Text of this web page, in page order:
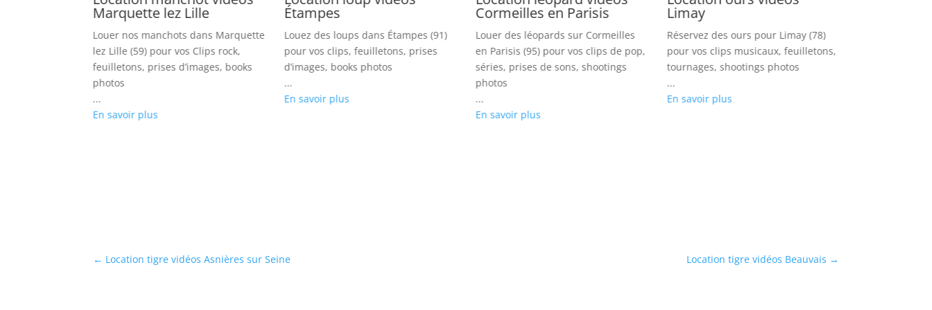
Marquette lez Lille
Louer nos manchots dans Marquette
lez Lille (59) pour vos Clips rock,
feuilletons, prises d’images, books
photos
...
En savoir plus
Étampes
Louez des loups dans Étampes (91)
pour vos clips, feuilletons, prises
d’images, books photos
...
En savoir plus
Cormeilles en Parisis
Louer des léopards sur Cormeilles
en Parisis (95) pour vos clips de pop,
séries, prises de sons, shootings
photos
...
En savoir plus
Limay
Réservez des ours pour Limay (78)
pour vos clips musicaux, feuilletons,
tournages, shootings photos
...
En savoir plus
← Location tigre vidéos Asnières sur Seine Location tigre vidéos Beauvais →